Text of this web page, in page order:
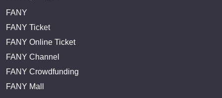
FANY
FANY Ticket
FANY Online Ticket
FANY Channel
FANY Crowdfunding
FANY Mall